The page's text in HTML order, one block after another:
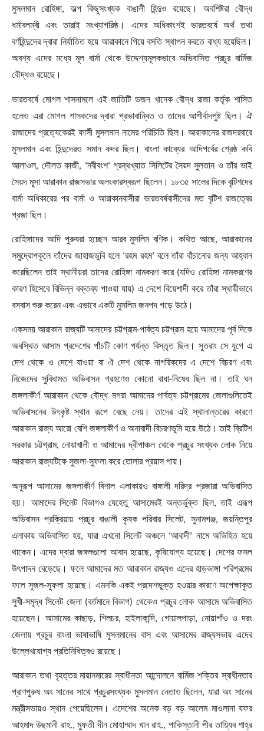
মুসলমান রোহিঙ্গা,অল্প কিছুসংখ্যক বাঙালী হিন্দুও রয়েছে। অবশিষ্টরা বৌদ্ধ
ধর্মাবলম্বী এবং তারাই সংখ্যাগরিষ্ঠ। এদের অধিকাংশই ভারতবর্ষে অর্থ তথা
বর্ণহিন্দুদের দ্বারা নির্যাতিত হয়ে আরাকানে গিয়ে বসতি স্থাপন করতে বাধ্য হয়েছিল।
অবশ্য এদের মধ্যে মূল বার্মা থেকে উদ্দেশ্যমূলকভাবে অভিবাসিত প্রচুর বার্মিজ
বৌদ্ধও রয়েছে।
ভারতবর্ষে মোগল শাসনামলে এই জাতিটি ডজন খানেক বৌদ্ধ রাজা কর্তৃক শাসিত
হলেও এরা মোগল শাসকদের দ্বারা প্রভাবান্বিত ও তাদের আশীর্বাদপুষ্ট ছিল। ঐ
রাজাদের প্রত্যেকেরই ফার্সী মুসলমান নামের পরিচিতি ছিল। আরাকানের রাজদরবারে
মুসলমান এবং হিন্দুদেরও সমান কদর ছিল। বাংলা কাব্যের আদিপর্বের শ্রেষ্ঠ কবি
আলাওল, দৌলত কাজী, ‘নবীবংশ’গ্রন্থখ্যাত সিলিটের সৈয়দ সুলতান ও তাঁর ভাই
সৈয়দ মূসা আরাকান রাজসভার অলংকারস্বরূপ ছিলেন। ১৮৩৫ সালের দিকে বৃটিশদের
বার্মা অধিকারের পর বার্মা ও আরাকানবাসীরা ভারতবর্ষবাসীদের মত বৃটিশ রাজত্বের
প্রজা ছিল।
রোহিঙ্গাদের আদি পুরুষরা হচ্ছেন আরব মুসলিম বণিক। কথিত আছে,আরাকানের
সমুদ্রোপকূলে তাঁদের জাহাজডুবি হলে ‘রহম রহম’ বলে তাঁরা বাঁচানোর জন্য আহ্বান
করেছিলেন তাই স্থানীয়রা তাদের রোহিঙ্গা নামকরণ করে (যদিও রোহিঙ্গা নামকরণের
কারণ হিসেবে বিভিন্ন বক্তব্য পাওয়া যায়) এ দেশে বিয়েশাদী করে তাঁরা স্থায়ীভাবে
বসবাস শুরু করেন এবং এভাবে একটি মুসলিম জনপদ গড়ে উঠে।
একসময় আরাকান রাজ্যটি আমাদের চট্টগ্রাম-পার্বত্য চট্টগ্রাম হয়ে আমাদের পূর্ব দিকে
অবস্থিত আসাম প্রদেশের পাঁচটি কোণ পর্যন্ত বিস্তৃত ছিল। সুতরাং সে যুগে এ
দেশ থেকে ও দেশে যাওয়া বা ঐ দেশ থেকে নাগরিকদের এ দেশে বিচরণ এবং
নিজেদের সুবিধামত অভিবাসন গ্রহণেও কোনো বাধা-নিষেধ ছিল না। তাই ঘন
জঙ্গলাকীর্ণ আরাকান থেকে বৌদ্ধ মগরা আমাদের পার্বত্য চট্টগ্রামের জেলাগুলিতেই
অভিবাসনের উৎকৃষ্ট স্থান রূপে বেছে নেয়। তাদের এই স্থানান্তরের কারণে
আরাকান রাজ্য আরো বেশি জঙ্গলাকীর্ণ ও অনাবাদী বিচরণভূমি হয়ে উঠে। তাই ব্রিটিশ
সরকার চট্টগ্রাম,নোয়াখালী ও আমাদের দ্বীপাঞ্চল থেকে প্রচুর সংখ্যক লোক নিয়ে
আরাকান রাজ্যটিকে সুজলা-সুফলা করে তোলার প্রয়াস পায়।
অনুরূপ আসামের জঙ্গলাকীর্ণ বিশাল এলাকায়ও বাঙ্গালী দরিদ্র প্রজারা অভিবাসিত
হয়। আমাদের সিলেট বিভাগও যেহেতু আসামেরই অন্তর্ভুক্ত ছিল,তাই এরূপ
অভিবাসন প্রক্রিয়ায় প্রচুর বাঙালী কৃষক পরিবার সিলেট, সুনামগঞ্জ, জয়ন্তিপুর
এলাকায় অভিবাসিত হয়, যারা এখনো সিলেট অঞ্চলে ‘আবাদী’ নামে অভিহিত হয়ে
থাকেন। এদের দ্বারা জঙ্গলগুলো আবাদ হয়েছে, কৃষিযোগ্য হয়েছে। দেশের ফসল
উৎপাদন বেড়েছে। ফলে আমাদের মত আরাকান রাজ্যও এদের হাড়ভাঙ্গা পরিশ্রমের
ফলে সুজল-সুফলা হয়েছে। এমনকি একই প্রদেশভুক্ত হওয়ার কারণে অপেক্ষাকৃত
সুখী-সমৃদ্ধ সিলেট জেলা (বর্তমানে বিভাগ) থেকেও প্রচুর লোক আসামে অভিবাসিত
হয়েছেন। আসামের কাছাড়, শিলচর, হাইলাকান্দি, গোয়ালপাড়া, নোয়াগাঁও ও দরং
জেলায় প্রচুর বাংলা ভাষাভাষি মুসলমানের বাস এবং আসামের রাজ্যসভায় এদের
উল্লেখযোগ্য প্রতিনিধিত্বও রয়েছে।
আরাকান তথা বৃহত্তর মায়ানমারের স্বাধীনতা আন্দোলনে বার্মিজ শক্তির স্বাধীনতার
প্রাণপুরুষ অং সানের সাথে প্রচুরসংখ্যক মুসলমান নেতাও ছিলেন, যারা অং সানের
মন্ত্রীসভায়ও স্থান পেয়েছিলেন। এদেশের অনেক বড় বড় আলেম মাওলানা যফর
আহমাদ উছমানী রাহ.,মুফতী দীন মোহাম্মাদ খান রাহ., পাকিস্তানী পীর তায়্যিব শাহ্র